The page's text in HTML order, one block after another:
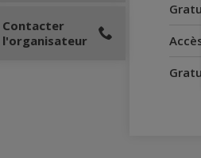
Contacter
l'organisateur